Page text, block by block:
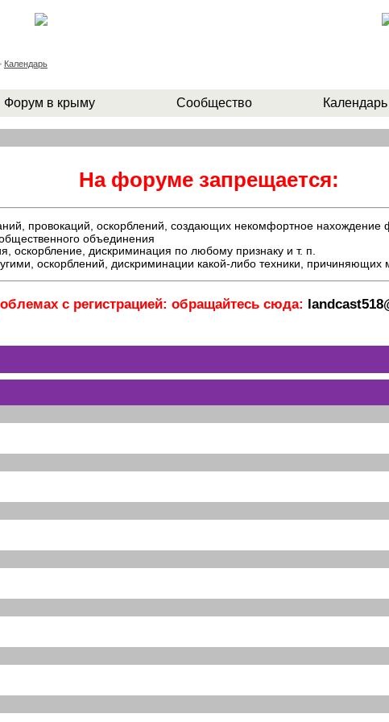
Календарь
Форум в крыму Сообщество Календарь
На форуме запрещается:
провокаций, оскорблений, создающих некомфортное
объединения
дискриминация по любому признаку и т. п.
оскорблений, дискриминации какой-либо техники,
с регистрацией: обращайтесь сюда: